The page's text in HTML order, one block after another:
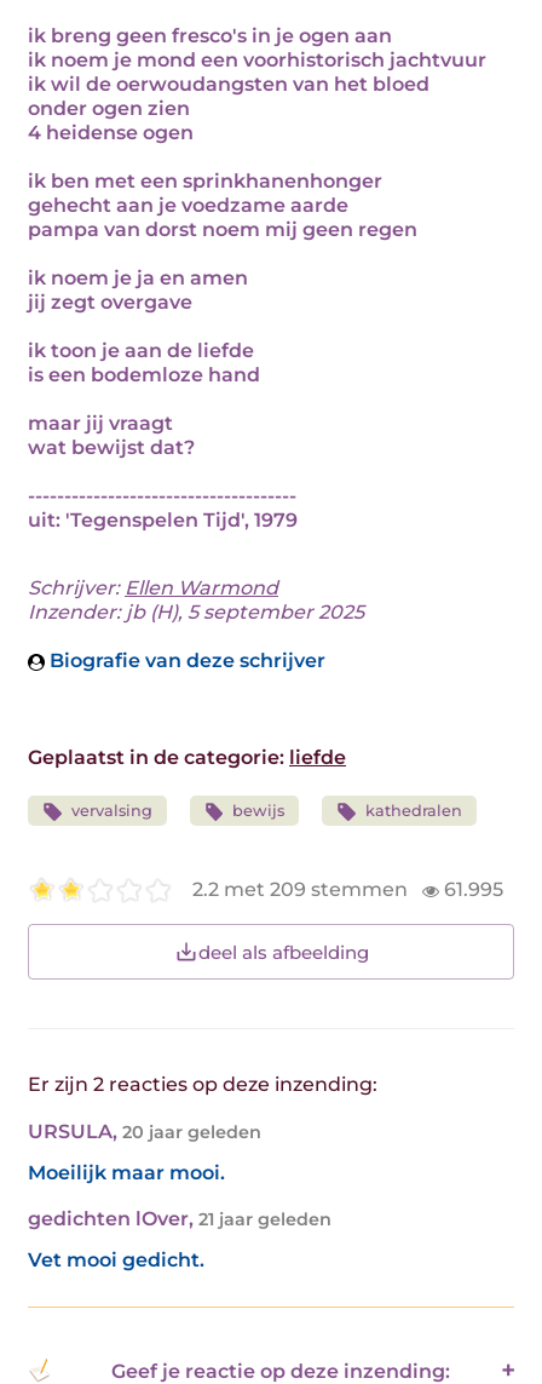
ik breng geen fresco's in je ogen aan
ik noem je mond een voorhistorisch jachtvuur
ik wil de oerwoudangsten van het bloed
onder ogen zien
4 heidense ogen
ik ben met een sprinkhanenhonger
gehecht aan je voedzame aarde
pampa van dorst noem mij geen regen
ik noem je ja en amen
jij zegt overgave
ik toon je aan de liefde
is een bodemloze hand
maar jij vraagt
wat bewijst dat?
-------------------------------------
uit: 'Tegenspelen Tijd', 1979
Schrijver: Ellen Warmond
Inzender: jb (H), 5 september 2025
Biografie van deze schrijver
Geplaatst in de categorie: liefde
vervalsing bewijs kathedralen
2.2 met 209 stemmen 61.995
deel als afbeelding
Er zijn 2 reacties op deze inzending:
URSULA, 20 jaar geleden
Moeilijk maar mooi.
gedichten lOver, 21 jaar geleden
Vet mooi gedicht.
Geef je reactie op deze inzending: